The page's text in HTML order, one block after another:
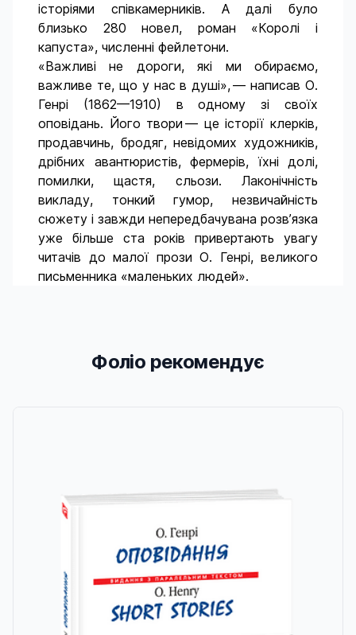
історіями співкамерників. А далі було
близько 280 новел, роман «Королі і
капуста», численні фейлетони.
«Важливі не дороги, які ми обираємо,
важливе те, що у нас в душі», — написав О.
Генрі (1862—1910) в одному зі своїх
оповідань. Його твори — це історії клерків,
продавчинь, бродяг, невідомих художників,
дрібних авантюристів, фермерів, їхні долі,
помилки, щастя, сльози. Лаконічність
викладу, тонкий гумор, незвичайність
сюжету і завжди непередбачувана розв’язка
уже більше ста років привертають увагу
читачів до малої прози О. Генрі, великого
письменника «маленьких людей».
Фоліо рекомендує